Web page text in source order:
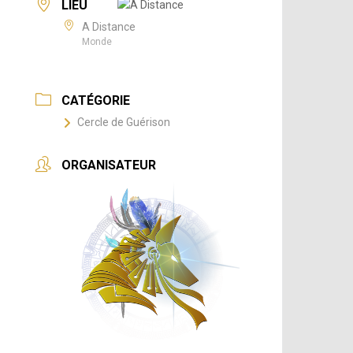
LIEU
A Distance
Monde
CATÉGORIE
Cercle de Guérison
ORGANISATEUR